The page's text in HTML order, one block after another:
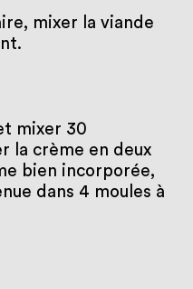
mixer la viande
mixer 30
la crème en deux
bien incorporée,
dans 4 moules à